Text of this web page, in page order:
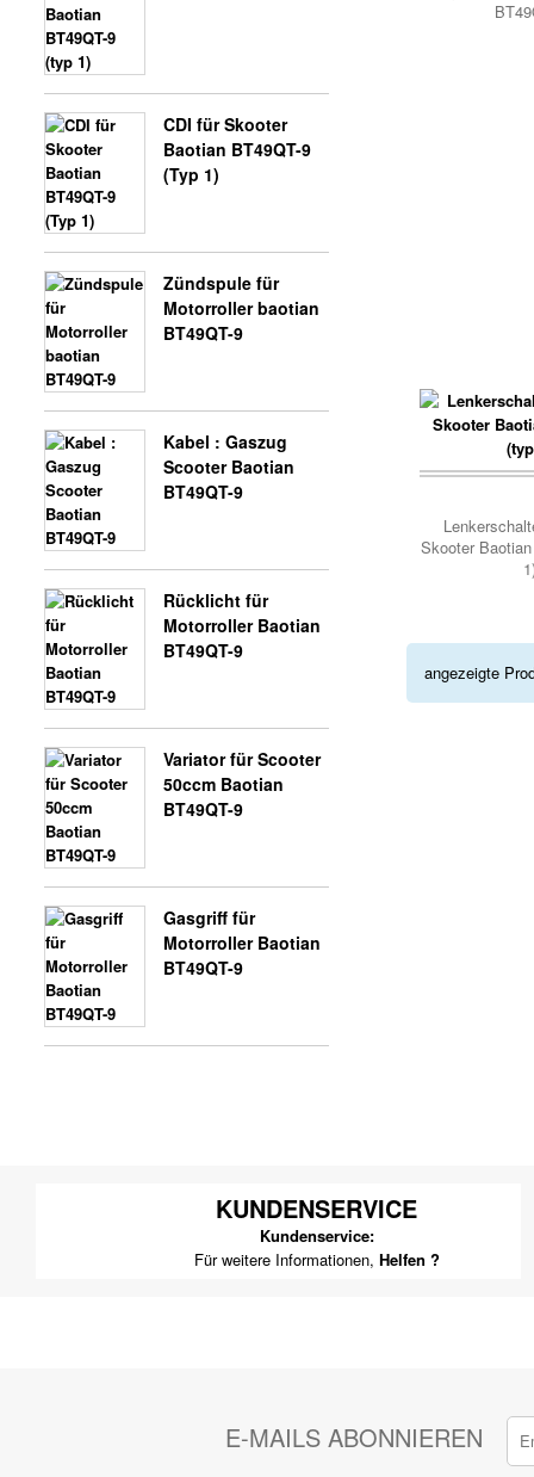
CDI für Skooter
Baotian BT49QT-9
(Typ 1)
Zündspule für
Motorroller baotian
BT49QT-9
Kabel : Gaszug
Scooter Baotian
BT49QT-9
Rücklicht für
Motorroller Baotian
BT49QT-9
Variator für Scooter
50ccm Baotian
BT49QT-9
Gasgriff für
Motorroller Baotian
BT49QT-9
Skooter
angezeigte
KUNDENSERVICE
Kundenservice:
Für weitere Informationen, Helfen ?
E-MAILS ABONNIEREN